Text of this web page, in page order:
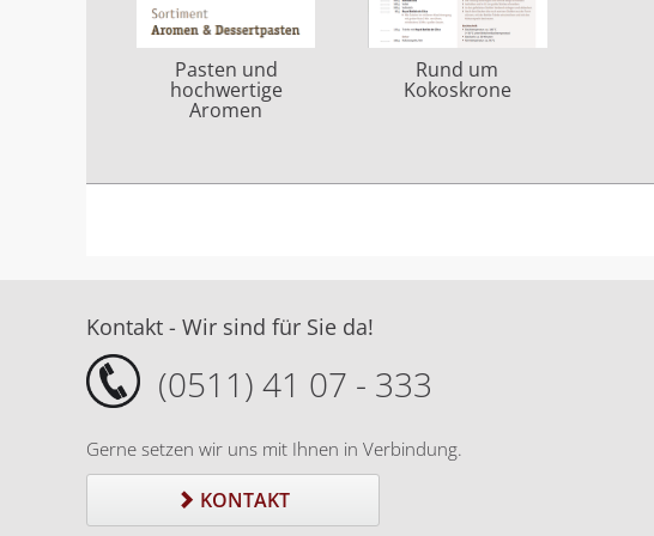
Pasten und
hochwertige
Aromen
Rund um
Kokoskrone
Kontakt - Wir sind für Sie da!
(0511) 41 07 - 333
Gerne setzen wir uns mit Ihnen in Verbindung.
KONTAKT